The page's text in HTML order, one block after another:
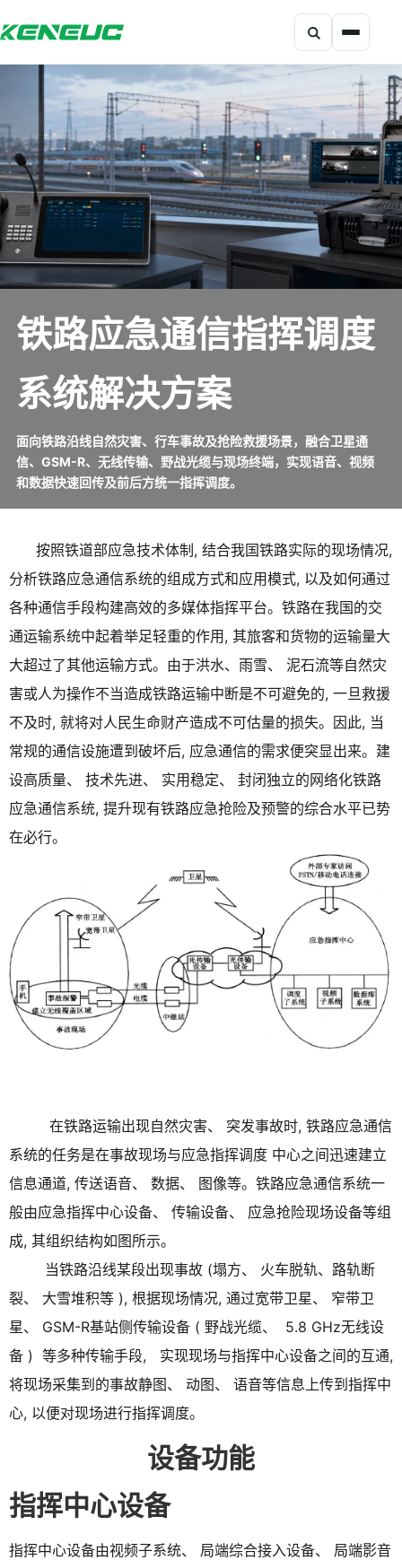
搜索
科能融合网站导航摘要：网站包含产品、解决方案、开发者、
铁路应急通信指挥调度
系统解决方案
面向铁路沿线自然灾害、行车事故及抢险救援场景，融合卫星通
信、GSM-R、无线传输、野战光缆与现场终端，实现语音、视频
和数据快速回传及前后方统一指挥调度。
按照铁道部应急技术体制, 结合我国铁路实际的现场情况,
分析铁路应急通信系统的组成方式和应用模式, 以及如何通过
各种通信手段构建高效的多媒体指挥平台。铁路在我国的交
通运输系统中起着举足轻重的作用, 其旅客和货物的运输量大
大超过了其他运输方式。由于洪水、雨雪、 泥石流等自然灾
害或人为操作不当造成铁路运输中断是不可避免的, 一旦救援
不及时, 就将对人民生命财产造成不可估量的损失。因此, 当
常规的通信设施遭到破坏后, 应急通信的需求便突显出来。建
设高质量、 技术先进、 实用稳定、 封闭独立的网络化铁路
应急通信系统, 提升现有铁路应急抢险及预警的综合水平已势
在必行。
在铁路运输出现自然灾害、 突发事故时, 铁路应急通信
系统的任务是在事故现场与应急指挥调度 中心之间迅速建立
信息通道, 传送语音、 数据、 图像等。铁路应急通信系统一
般由应急指挥中心设备、 传输设备、 应急抢险现场设备等组
成, 其组织结构如图所示。
当铁路沿线某段出现事故 (塌方、 火车脱轨、路轨断
裂、 大雪堆积等 ), 根据现场情况, 通过宽带卫星、 窄带卫
星、 GSM-R基站侧传输设备 ( 野战光缆、 5.8 GHz无线设
备 ) 等多种传输手段, 实现现场与指挥中心设备之间的互通,
将现场采集到的事故静图、 动图、 语音等信息上传到指挥中
心, 以便对现场进行指挥调度。
设备功能
指挥中心设备
指挥中心设备由视频子系统、 局端综合接入设备、 局端影音